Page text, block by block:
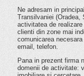
Ne adresam in
Transilvaniei (Oradea,
activitatea de
clienti din zone mai
comunicarea
email, telefon.
Pana in prezent firma
domenii de activitate: